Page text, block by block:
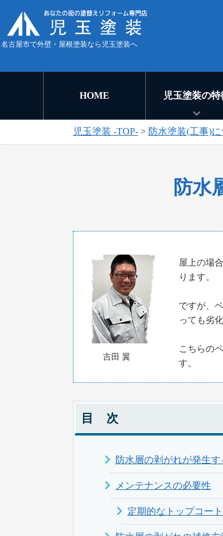
名古屋市で外壁・屋根塗装なら児玉塗装へ
HOME 児玉塗装の特
児玉塗装 -TOP- > 防水塗装(工事)に
防水
吉田 翼
屋上の場
ります。
ですが、
っても劣
こちらの
す。
目 次
防水層の剥がれが発生す
メンテナンスの必要性
定期的なトップコー